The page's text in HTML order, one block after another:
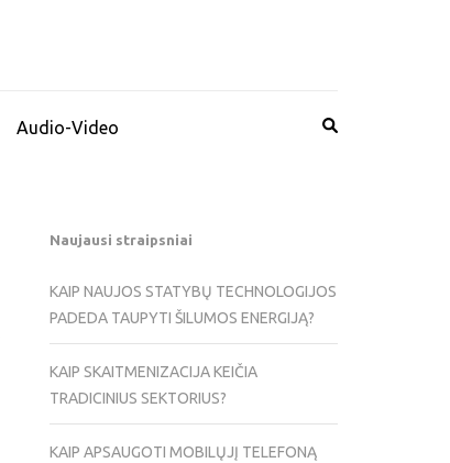
Audio-Video
Naujausi straipsniai
KAIP NAUJOS STATYBŲ TECHNOLOGIJOS
PADEDA TAUPYTI ŠILUMOS ENERGIJĄ?
KAIP SKAITMENIZACIJA KEIČIA
TRADICINIUS SEKTORIUS?
KAIP APSAUGOTI MOBILŲJĮ TELEFONĄ